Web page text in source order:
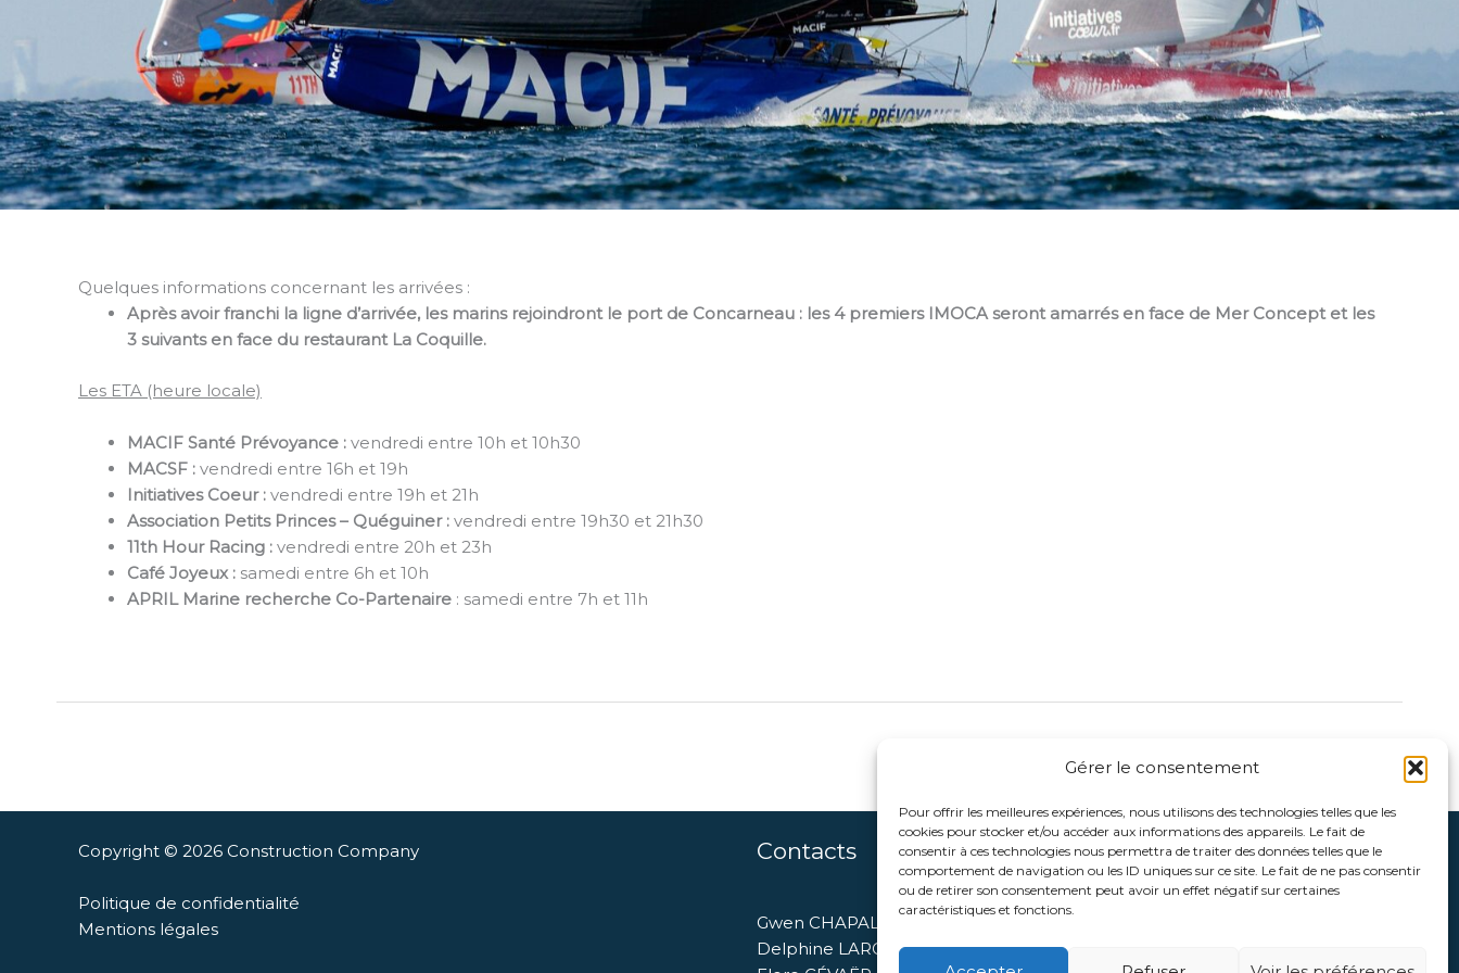
Gérer le consentement
Pour offrir les meilleures expériences, nous utilisons des technologies telles que les
cookies pour stocker et/ou accéder aux informations des appareils. Le fait de
consentir à ces technologies nous permettra de traiter des données telles que le
comportement de navigation ou les ID uniques sur ce site. Le fait de ne pas consentir
ou de retirer son consentement peut avoir un effet négatif sur certaines
caractéristiques et fonctions.
Quelques informations concernant les arrivées :
Après avoir franchi la ligne d’arrivée, les marins rejoindront le port de Concarneau : les 4 premiers IMOCA seront amarrés en face de Mer Concept et les
3 suivants en face du restaurant La Coquille.
Les ETA (heure locale)
MACIF Santé Prévoyance : vendredi entre 10h et 10h30
MACSF : vendredi entre 16h et 19h
Initiatives Coeur : vendredi entre 19h et 21h
Association Petits Princes – Quéguiner : vendredi entre 19h30 et 21h30
11th Hour Racing : vendredi entre 20h et 23h
Café Joyeux : samedi entre 6h et 10h
APRIL Marine recherche Co-Partenaire : samedi entre 7h et 11h
Copyright © 2026 Construction Company
Politique de confidentialité
Mentions légales
Contacts
Gwen CHAPALAIN : Directeur / gwen@sea-to-see.com
Delphine LARGENTON : Cheffe de projet / delphine@sea-to-see.com